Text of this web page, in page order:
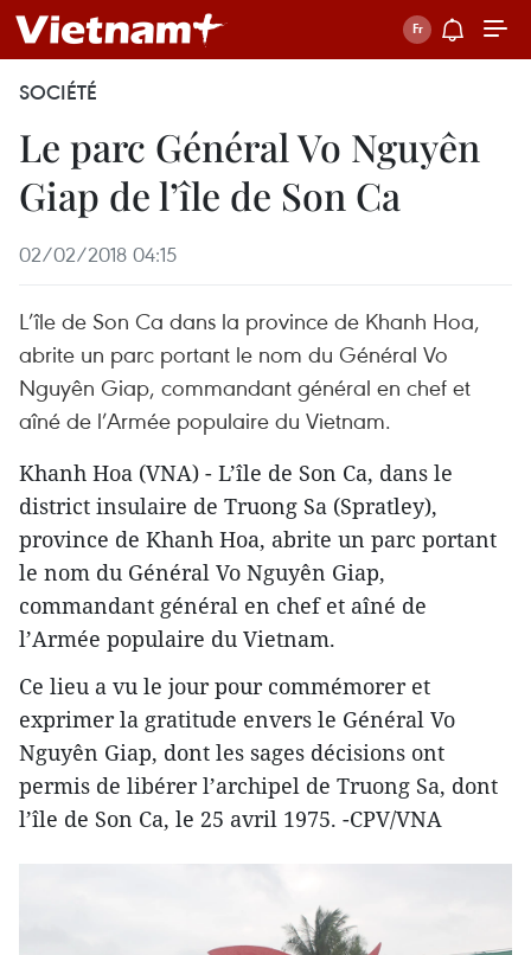
SOCIÉTÉ
Le parc Général Vo Nguyên
Giap de l’île de Son Ca
02/02/2018 04:15
L’île de Son Ca dans la province de Khanh Hoa,
abrite un parc portant le nom du Général Vo
Nguyên Giap, commandant général en chef et
aîné de l’Armée populaire du Vietnam.
Khanh Hoa (VNA) - L’île de Son Ca, dans le
district insulaire de Truong Sa (Spratley),
province de Khanh Hoa, abrite un parc portant
le nom du Général Vo Nguyên Giap,
commandant général en chef et aîné de
l’Armée populaire du Vietnam.
Ce lieu a vu le jour pour commémorer et
exprimer la gratitude envers le Général Vo
Nguyên Giap, dont les sages décisions ont
permis de libérer l’archipel de Truong Sa, dont
l’île de Son Ca, le 25 avril 1975. -CPV/VNA